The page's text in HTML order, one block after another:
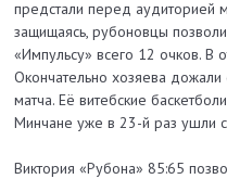
предстали перед аудиторией
защищаясь, рубоновцы
«Импульсу» всего 12 очков. В
Окончательно хозяева
матча. Её витебские
Минчане уже в 23-й раз ушли
Виктория «Рубона» 85:65